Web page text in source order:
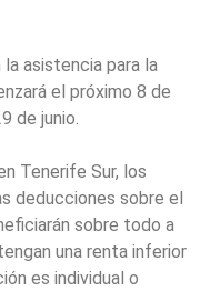
la asistencia para la
el próximo 8 de
de junio.
Tenerife Sur, los
deducciones sobre el
sobre todo a
una renta inferior
es individual o